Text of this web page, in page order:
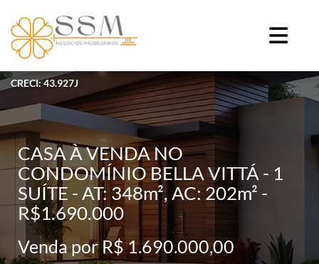
CRECI: 43.927J
CASA À VENDA NO
CONDOMÍNIO BELLA VITTÁ - 1
SUÍTE - AT: 348m², AC: 202m² -
R$1.690.000
Venda por R$ 1.690.000,00